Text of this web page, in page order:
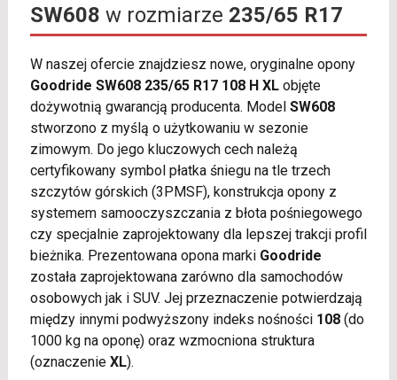
SW608 w rozmiarze 235/65 R17
W naszej ofercie znajdziesz nowe, oryginalne opony
Goodride SW608 235/65 R17 108 H XLobjęte
dożywotnią gwarancją producenta. Model SW608
stworzono z myślą o użytkowaniu w sezonie
zimowym. Do jego kluczowych cech należą
certyfikowany symbol płatka śniegu na tle trzech
szczytów górskich (3PMSF), konstrukcja opony z
systemem samooczyszczania z błota pośniegowego
czy specjalnie zaprojektowany dla lepszej trakcji profil
bieżnika. Prezentowana opona marki Goodride
została zaprojektowana zarówno dla samochodów
osobowych jak i SUV. Jej przeznaczenie potwierdzają
między innymi podwyższony indeks nośności 108(do
1000 kg na oponę) oraz wzmocniona struktura
(oznaczenie XL).